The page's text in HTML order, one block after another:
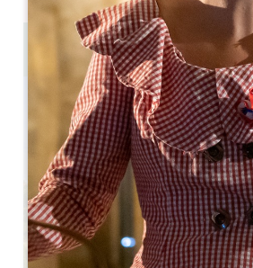
Journée